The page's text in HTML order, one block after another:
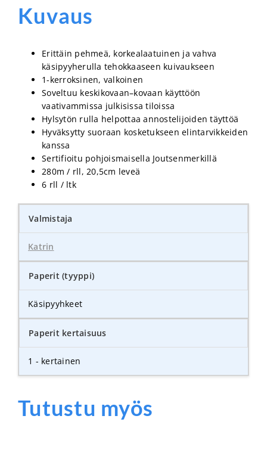
Kuvaus
Erittäin pehmeä, korkealaatuinen ja vahva
käsipyyherulla tehokkaaseen kuivaukseen
1-kerroksinen, valkoinen
Soveltuu keskikovaan–kovaan käyttöön
vaativammissa julkisissa tiloissa
Hylsytön rulla helpottaa annostelijoiden täyttöä
Hyväksytty suoraan kosketukseen elintarvikkeiden
kanssa
Sertifioitu pohjoismaisella Joutsenmerkillä
280m / rll, 20,5cm leveä
6 rll / ltk
Valmistaja
Katrin
Paperit (tyyppi)
Käsipyyhkeet
Paperit kertaisuus
1 - kertainen
Tutustu myös